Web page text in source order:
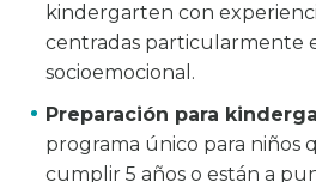
kindergarten con
centradas particularmente
socioemocional.
Preparación para
programa único para niños
cumplir 5 años o están a